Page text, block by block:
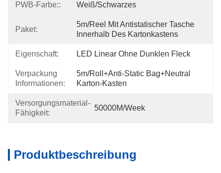
PWB-Farbe:: Weiß/Schwarzes
Paket:
5m/reel Mit Antistatischer Tasche
Innerhalb Des Kartonkastens
Eigenschaft: LED Linear Ohne Dunklen Fleck
Verpackung
Informationen:
5m/roll+Anti-Static Bag+Neutral
Karton-Kasten
Versorgungsmaterial-
Fähigkeit:
50000M/week
Produktbeschreibung